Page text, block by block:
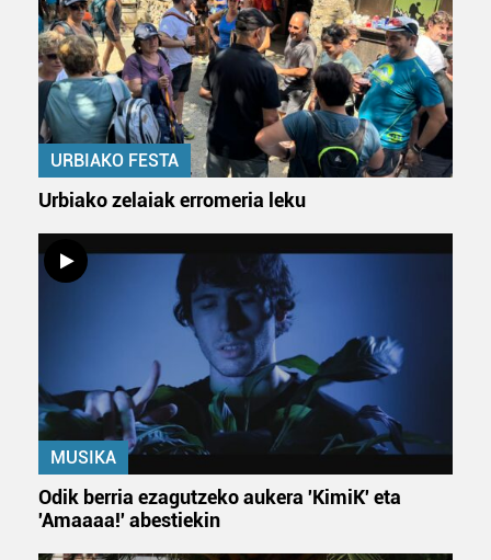
URBIAKO FESTA
Urbiako zelaiak erromeria leku
MUSIKA
Odik berria ezagutzeko aukera 'KimiK' eta
'Amaaaa!' abestiekin